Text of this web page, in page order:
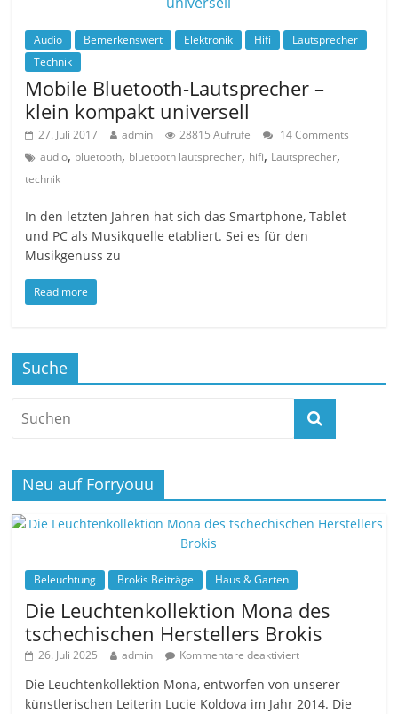
Audio Bemerkenswert Elektronik Hifi
Lautsprecher
Technik
Mobile Bluetooth-Lautsprecher –
klein kompakt universell
27. Juli 2017 admin 28815 Aufrufe
14 Comments
audio, bluetooth, bluetooth lautsprecher, hifi, Lautsprecher,
technik
In den letzten Jahren hat sich das Smartphone, Tablet
und PC als Musikquelle etabliert. Sei es für den
Musikgenuss zu
Read more
Suche
Neu auf Forryouu
Beleuchtung Brokis Beiträge Haus & Garten
Die Leuchtenkollektion Mona des
tschechischen Herstellers Brokis
26. Juli 2025 admin Kommentare deaktiviert
Die Leuchtenkollektion Mona, entworfen von unserer
künstlerischen Leiterin Lucie Koldova im Jahr 2014. Die